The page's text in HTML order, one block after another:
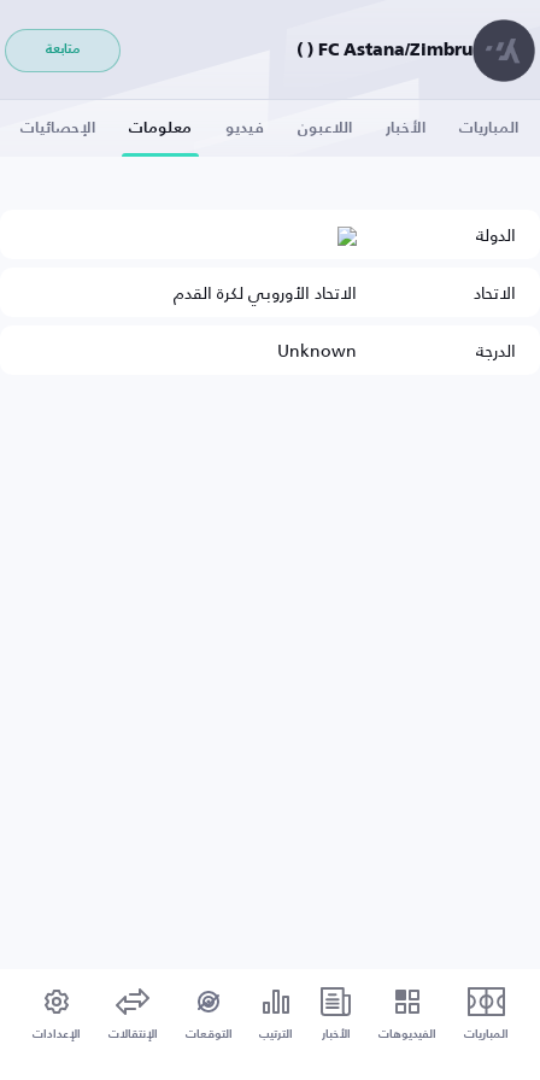
FC Astana/Zimbru ( ) متابعة
المباريات الأخبار اللاعبون فيديو معلومات الإحصائيات
الدولة
الاتحاد
الاتحاد الأوروبي لكرة القدم
الدرجة
Unknown
المباريات الفيديوهات الأخبار الترتيب التوقعات الإنتقالات الإعدادات